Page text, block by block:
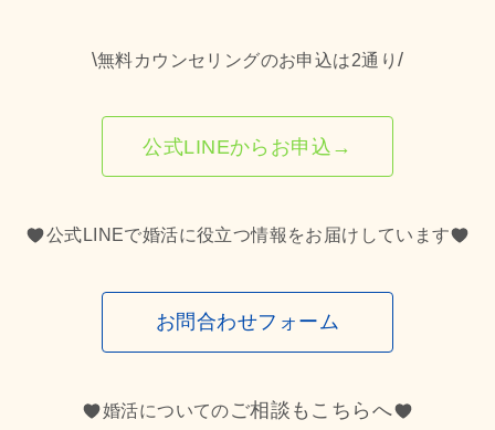
\無料カウンセリングのお申込は2通り /
公式LINEからお申込→
公式LINEで婚活に役立つ情報をお届けしています
お問合わせフォーム
婚活についてのご相談もこちらへ